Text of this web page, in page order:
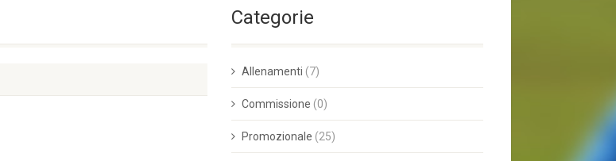
Categorie
Allenamenti (7)
Commissione (0)
Promozionale (25)